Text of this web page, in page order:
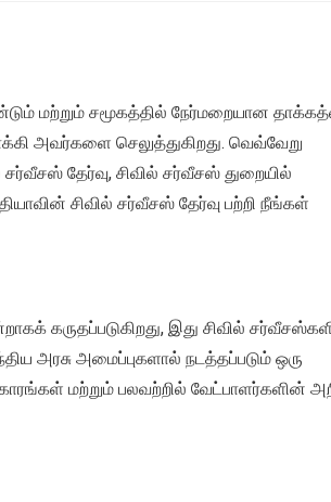
மற்றும் சமூகத்தில் நேர்மறையான
அவர்களை செலுத்துகிறது. வெவ்வேறு
தேர்வு, சிவில் சர்வீசஸ் துறையில்
சிவில் சர்வீசஸ் தேர்வு பற்றி நீங்கள்
கருதப்படுகிறது, இது சிவில்
அரசு அமைப்புகளால் நடத்தப்படும் ஒரு
மற்றும் பலவற்றில் வேட்பாளர்களின்